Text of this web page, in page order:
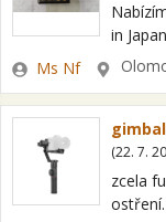
in
po
Zadavatel
Ms Nf Lokalita
(22. 7.
zcela
ostření.